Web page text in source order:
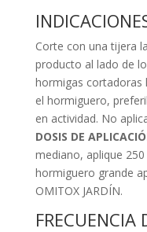
Corte con una tijera
producto al lado de
hormigas cortadoras
el hormiguero,
en actividad. No
DOSIS DE
mediano, aplique
hormiguero grande
OMITOX JARDÍN.
FRECUENCIA